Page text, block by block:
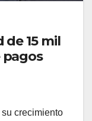
15 mil
pagos
crecimiento